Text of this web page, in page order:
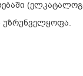
უზრუნველყოფა.